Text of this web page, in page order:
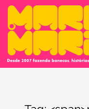
Pular
conteúdo